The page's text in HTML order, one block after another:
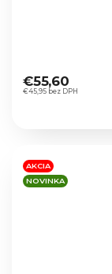
hodnotenie
produktu
hviezdičiek.
€45,95 bez DPH
€55,60
AKCIA
NOVINKA